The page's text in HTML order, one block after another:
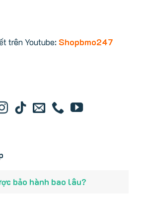
trên Youtube: Shopbmo247
bảo hành bao lâu?